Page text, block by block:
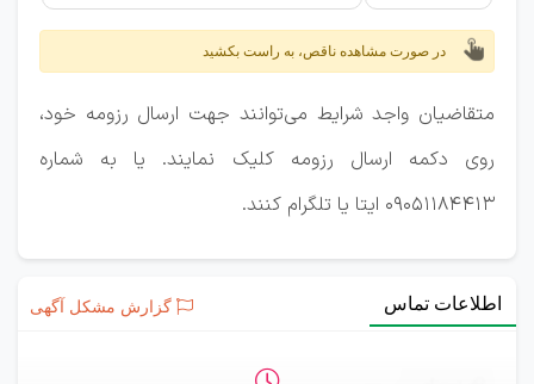
در صورت مشاهده ناقص، به راست بکشید
متقاضیان واجد شرایط می‌توانند جهت ارسال رزومه خود،
روی دکمه ارسال رزومه کلیک نمایند. یا به شماره
09051184413 ایتا یا تلگرام کنند.
اطلاعات تماس گزارش مشکل آگهی